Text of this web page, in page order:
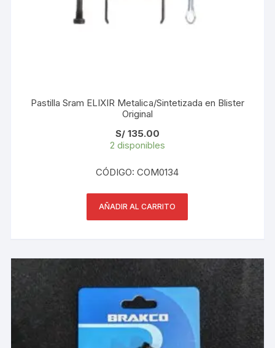
Pastilla Sram ELIXIR Metalica/Sintetizada en Blister
Original
S/135.00
2 disponibles
CÓDIGO: COM0134
AÑADIR AL CARRITO